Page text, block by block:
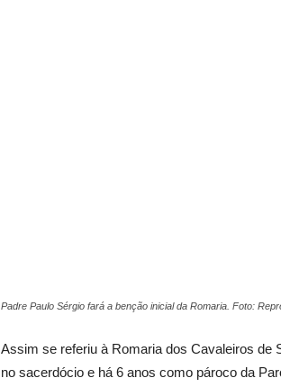
Padre Paulo Sérgio fará a benção inicial da Romaria. Foto:
Assim se referiu à Romaria dos Cavaleiros de
no sacerdócio e há 6 anos como pároco da